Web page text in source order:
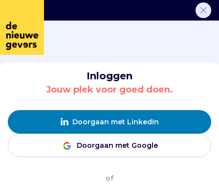
Inloggen
Jouw plek voor goed doen.
Doorgaan met LinkedIn
Doorgaan met Google
of